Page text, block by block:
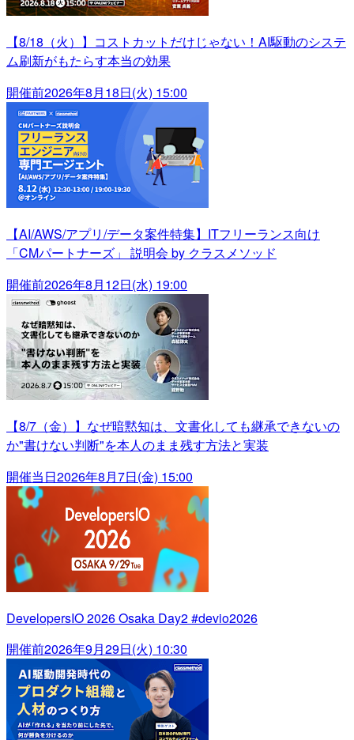
【8/18（火）】コストカットだけじゃない！AI駆動のシステ
ム刷新がもたらす本当の効果
開催前2026年8月18日(火) 15:00
【AI/AWS/アプリ/データ案件特集】ITフリーランス向け
「CMパートナーズ」 説明会 by クラスメソッド
開催前2026年8月12日(水) 19:00
【8/7（金）】なぜ暗黙知は、文書化しても継承できないの
か"書けない判断"を本人のまま残す方法と実装
開催当日2026年8月7日(金) 15:00
DevelopersIO 2026 Osaka Day2 #devio2026
開催前2026年9月29日(火) 10:30